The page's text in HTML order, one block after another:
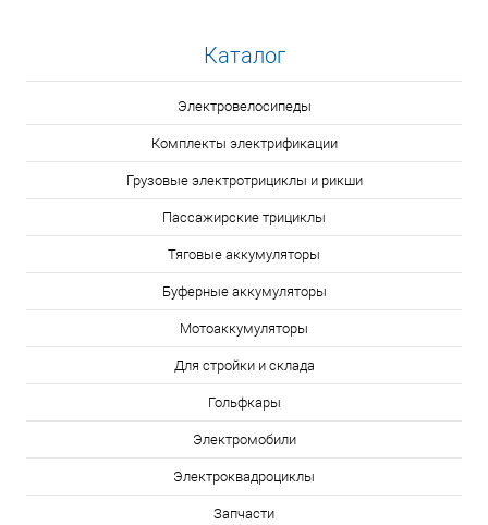
Каталог
Электровелосипеды
Комплекты электрификации
Грузовые электротрициклы и рикши
Пассажирские трициклы
Тяговые аккумуляторы
Буферные аккумуляторы
Мотоаккумуляторы
Для стройки и склада
Гольфкары
Электромобили
Электроквадроциклы
Запчасти